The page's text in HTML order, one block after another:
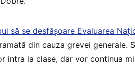
să se desfăşoare Evaluarea
din cauza grevei generale.
intra la clase, dar vor continua